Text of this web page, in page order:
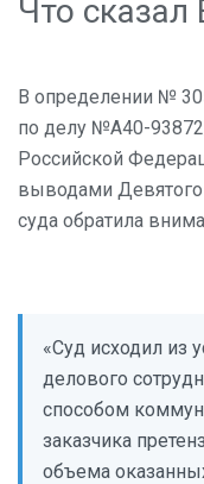
Что
В определении №
по делу №А40-
Российской
выводами Девятого
суда обратила
«Суд исходил из
делового
способом
заказчика
объема